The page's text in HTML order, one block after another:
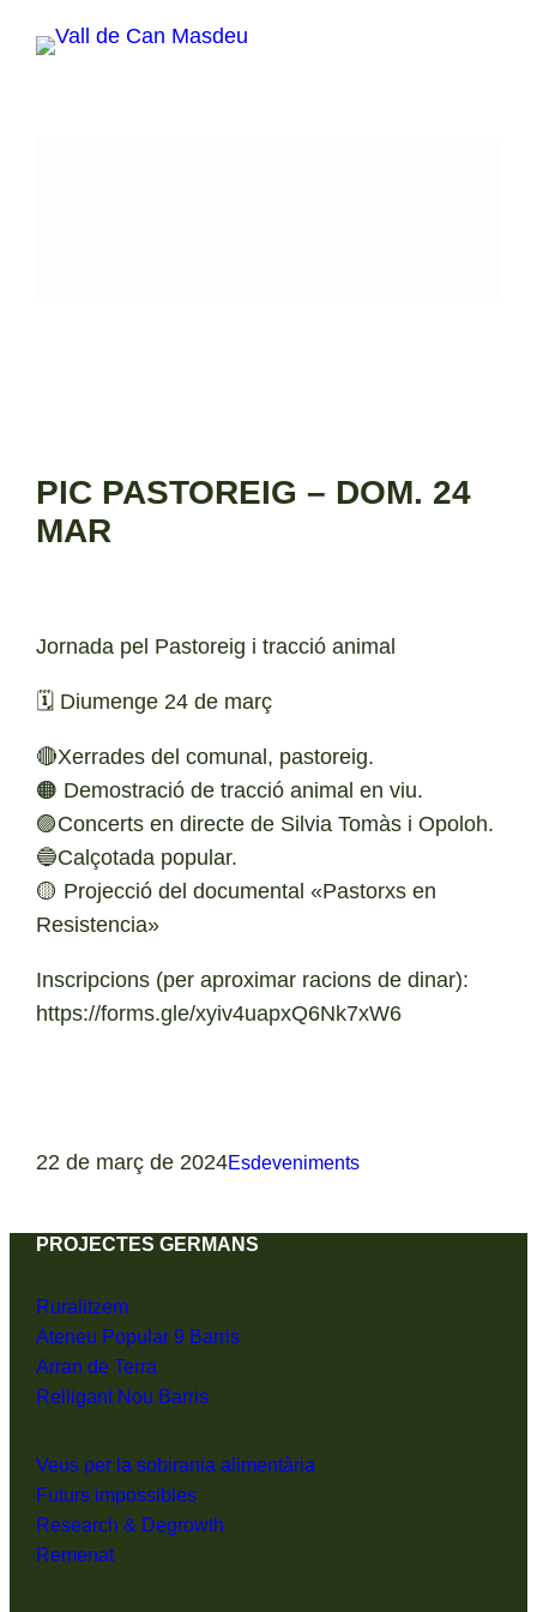
PIC PASTOREIG – DOM. 24
MAR
Jornada pel Pastoreig i tracció animal
🗓 Diumenge 24 de març
🔴Xerrades del comunal, pastoreig.
🟠 Demostració de tracció animal en viu.
🟣Concerts en directe de Silvia Tomàs i Opoloh.
🔵Calçotada popular.
🟡 Projecció del documental «Pastorxs en
Resistencia»
Inscripcions (per aproximar racions de dinar):
https://forms.gle/xyiv4uapxQ6Nk7xW6
22 de març de 2024Esdeveniments
PROJECTES GERMANS
Ruralitzem
Ateneu Popular 9 Barris
Arran de Terra
Relligant Nou Barris
Veus per la sobirania alimentària
Futurs impossibles
Research & Degrowth
Remenat